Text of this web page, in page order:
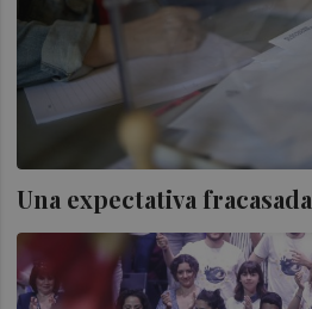
Una expectativa fracasada